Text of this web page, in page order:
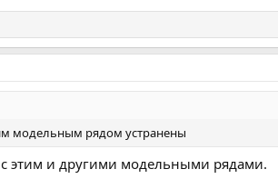
модельным рядом устранены
этим и другими модельными рядами.